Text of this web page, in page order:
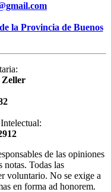
la Provincia de Buenos
Zeller
de las opiniones
notas. Todas las
voluntario. No se exige a
en forma ad honorem.